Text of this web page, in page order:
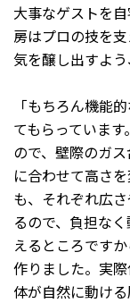
大事なゲストを
房はプロの技を
気を醸し出すよ
「もちろん機能
てもらっていま
ので、壁際のガ
に合わせて高さ
も、それぞれ広
るので、負担な
えるところです
作りました。実
体が自然に動ける